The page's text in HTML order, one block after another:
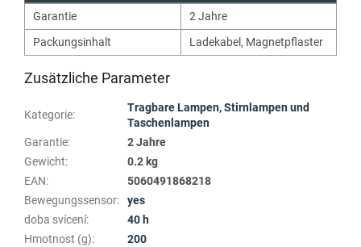
Garantie
2 Jahre
Packungsinhalt
Ladekabel, Magnetpflaster
Zusätzliche Parameter
Kategorie:
Tragbare Lampen, Stirnlampen und
Taschenlampen
Garantie:
2 Jahre
Gewicht:
0.2 kg
EAN:
5060491868218
Bewegungssensor:
yes
doba svícení:
40 h
Hmotnost (g):
200